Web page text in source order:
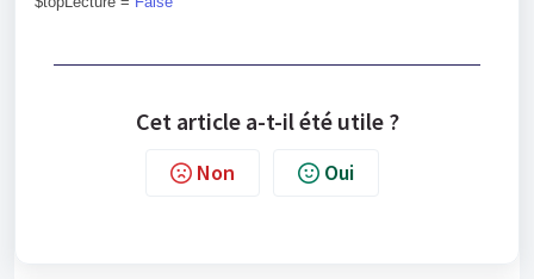
Cet article a-t-il été utile ?
Non Oui